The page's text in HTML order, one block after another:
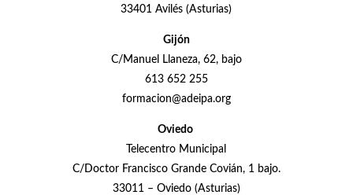
33401 Avilés (Asturias)
Gijón
C/Manuel Llaneza, 62, bajo
613 652 255
formacion@adeipa.org
Oviedo
Telecentro Municipal
C/Doctor Francisco Grande Covián, 1 bajo.
33011 – Oviedo (Asturias)